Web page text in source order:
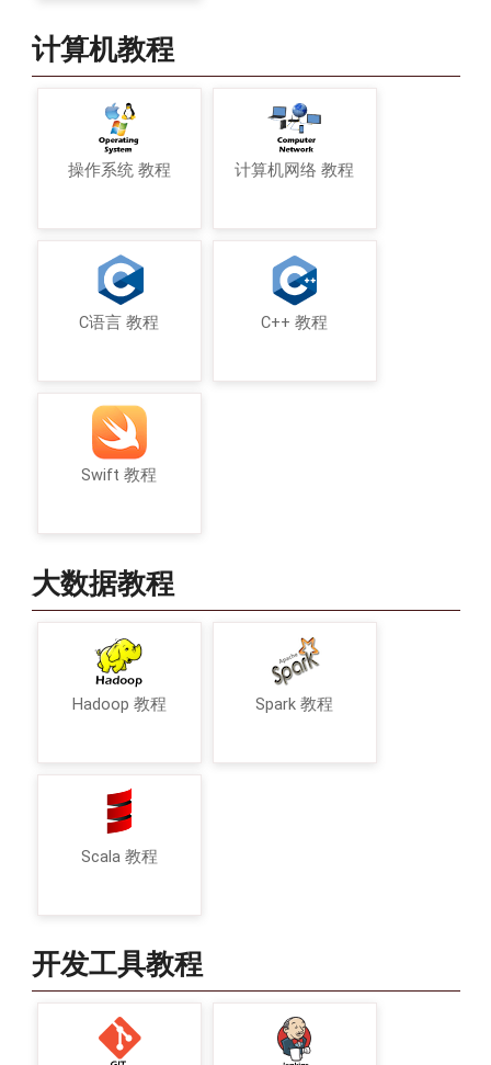
计算机教程
操作系统 教程 计算机网络 教程
C语言 教程 C++ 教程
Swift 教程
大数据教程
Hadoop 教程 Spark 教程
Scala 教程
开发工具教程